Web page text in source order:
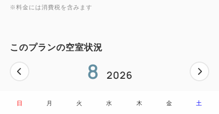
※料金には消費税を含みます
このプランの空室状況
8 2026
日 月 火 水 木 金 土